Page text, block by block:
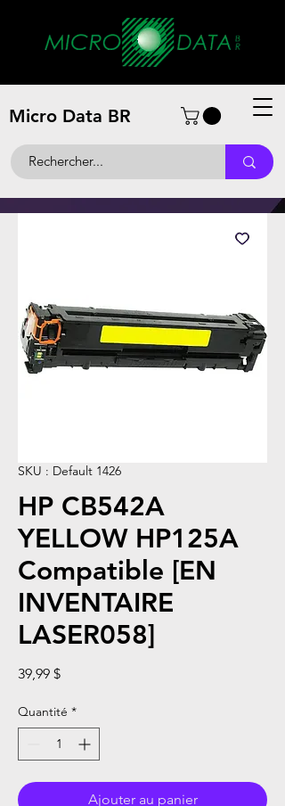
Micro Data BR
SKU : Default 1426
HP CB542A
YELLOW HP125A
Compatible [EN
INVENTAIRE
LASER058]
39,99 $Prix
Quantité *
Ajouter au panier